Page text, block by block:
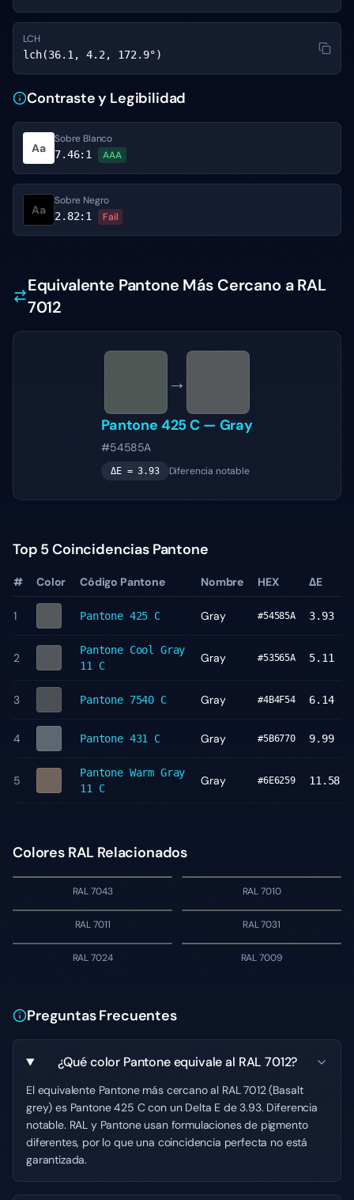
LCH
lch(36.1, 4.2, 172.9°)
Contraste y Legibilidad
Aa
Sobre Blanco
7.46:1 AAA
Aa
Sobre Negro
2.82:1 Fail
Equivalente Pantone Más Cercano a RAL
7012
→
Pantone 425 C — Gray
#54585A
ΔE =3.93 Diferencia notable
Top 5 Coincidencias Pantone
# Color Código Pantone Nombre HEX ΔE
1 Pantone 425 C Gray #54585A 3.93
2
Pantone Cool Gray
11 C
Gray #53565A 5.11
3 Pantone 7540 C Gray #4B4F54 6.14
4 Pantone 431 C Gray #5B6770 9.99
5
Pantone Warm Gray
11 C
Gray #6E6259 11.58
Colores RAL Relacionados
RAL 7043 RAL 7010
RAL 7011 RAL 7031
RAL 7024 RAL 7009
Preguntas Frecuentes
¿Qué color Pantone equivale al RAL 7012?
El equivalente Pantone más cercano al RAL 7012 (Basalt
grey) es Pantone 425 C con un Delta E de 3.93. Diferencia
notable. RAL y Pantone usan formulaciones de pigmento
diferentes, por lo que una coincidencia perfecta no está
garantizada.